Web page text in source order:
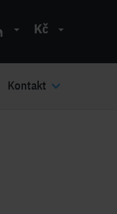
Kč
Kontakt